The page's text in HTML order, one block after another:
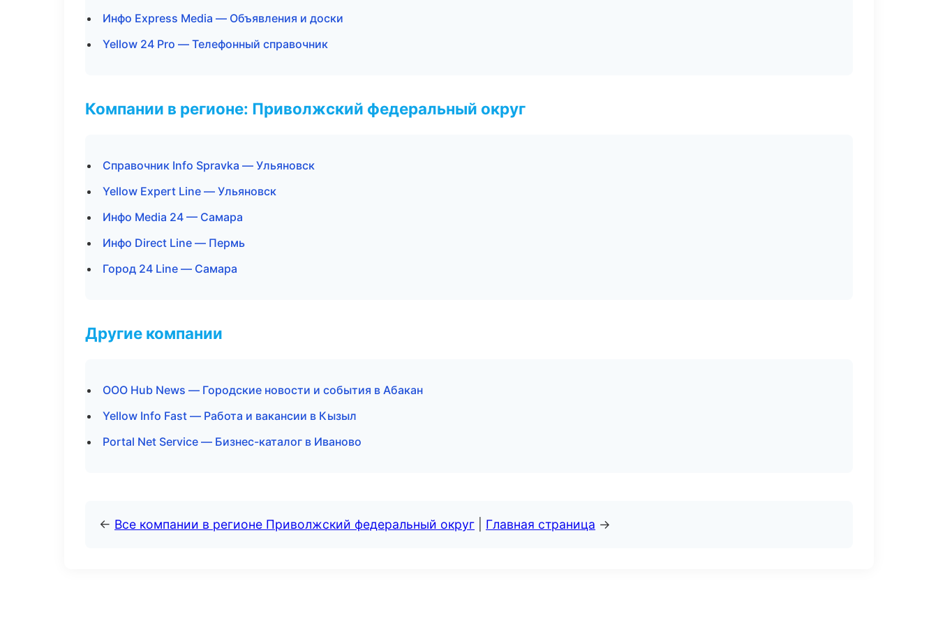
Инфо Express Media — Объявления и доски
Yellow 24 Pro — Телефонный справочник
Компании в регионе: Приволжский федеральный округ
Справочник Info Spravka — Ульяновск
Yellow Expert Line — Ульяновск
Инфо Media 24 — Самара
Инфо Direct Line — Пермь
Город 24 Line — Самара
Другие компании
ООО Hub News — Городские новости и события в Абакан
Yellow Info Fast — Работа и вакансии в Кызыл
Portal Net Service — Бизнес-каталог в Иваново
← Все компании в регионе Приволжский федеральный округ Главная страница →